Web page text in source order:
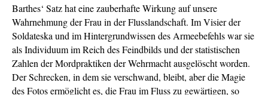
Barthes‘ Satz hat eine zauberhafte Wirkung auf unsere
Wahrnehmung der Frau in der Flusslandschaft. Im Visier der
Soldateska und im Hintergrundwissen des Armeebefehls war sie
als Individuum im Reich des Feindbilds und der statistischen
Zahlen der Mordpraktiken der Wehrmacht ausgelöscht worden.
Der Schrecken, in dem sie verschwand, bleibt, aber die Magie
des Fotos ermöglicht es, die Frau im Fluss zu gewärtigen, so